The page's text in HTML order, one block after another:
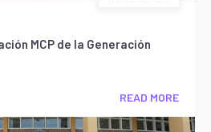
MCP de la Generación
READ MORE